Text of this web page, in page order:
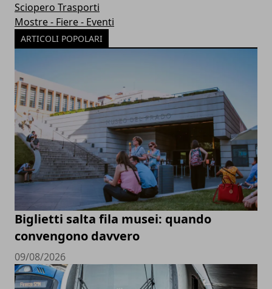
Sciopero Trasporti
Mostre - Fiere - Eventi
ARTICOLI POPOLARI
Biglietti salta fila musei: quando
convengono davvero
09/08/2026